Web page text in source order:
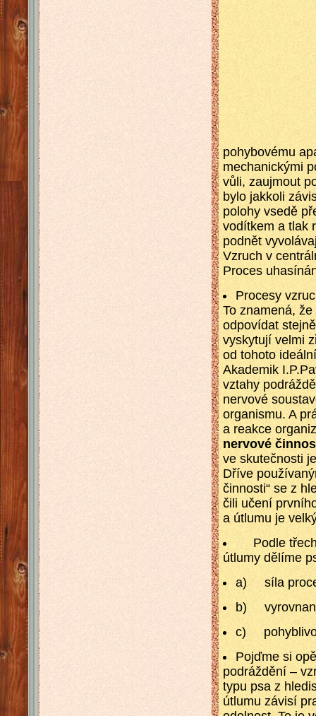
pohybovému
mechanickými
vůli, zaujmout
bylo jakkoli
polohy vsedě
vodítkem a tlak
podnět
Vzruch v
Proces
Procesy
To znamená,
odpovídat
vyskytují velmi
od tohoto
Akademik
vztahy
nervové
organismu. A
a reakce
nervové
ve skutečnosti
Dříve
činnosti“ se z
čili učení
a útlumu je
Podle třech
útlumy dělíme
a) síla
b)
c)
Pojďme si
podráždění –
typu psa z
útlumu závisí